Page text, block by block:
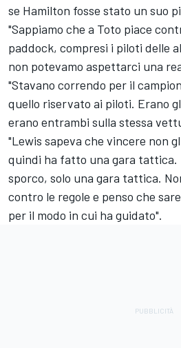
se Hamilton fosse stato un suo
"Sappiamo che a Toto piace
paddock, compresi i piloti delle
non potevamo aspettarci una
"Stavano correndo per il
quello riservato ai piloti. Erano
erano entrambi sulla stessa
"Lewis sapeva che vincere non
quindi ha fatto una gara tattica.
sporco, solo una gara tattica.
contro le regole e penso che
per il modo in cui ha guidato".